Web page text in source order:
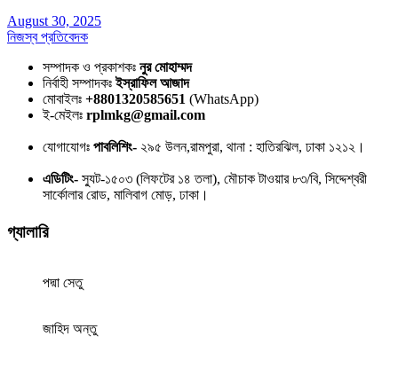
August 30, 2025
নিজস্ব প্রতিবেদক
সম্পাদক ও প্রকাশকঃ নুর মোহাম্মদ
নির্বাহী সম্পাদকঃইস্রাফিল আজাদ
মোবাইলঃ +8801320585651 (WhatsApp)
ই-মেইলঃ rplmkg@gmail.com
যোগাযোগঃ পাবলিশিং- ২৯৫ উলন,রামপুরা, থানা : হাতিরঝিল, ঢাকা ১২১২।
এডিটিং- স্যুট-১৫০৩ (লিফটের ১৪ তলা), মৌচাক টাওয়ার ৮৩/বি, সিদ্দেশ্বরী
সার্কোলার রোড, মালিবাগ মোড়, ঢাকা।
গ্যালারি
পদ্মা সেতু
জাহিদ অন্তু